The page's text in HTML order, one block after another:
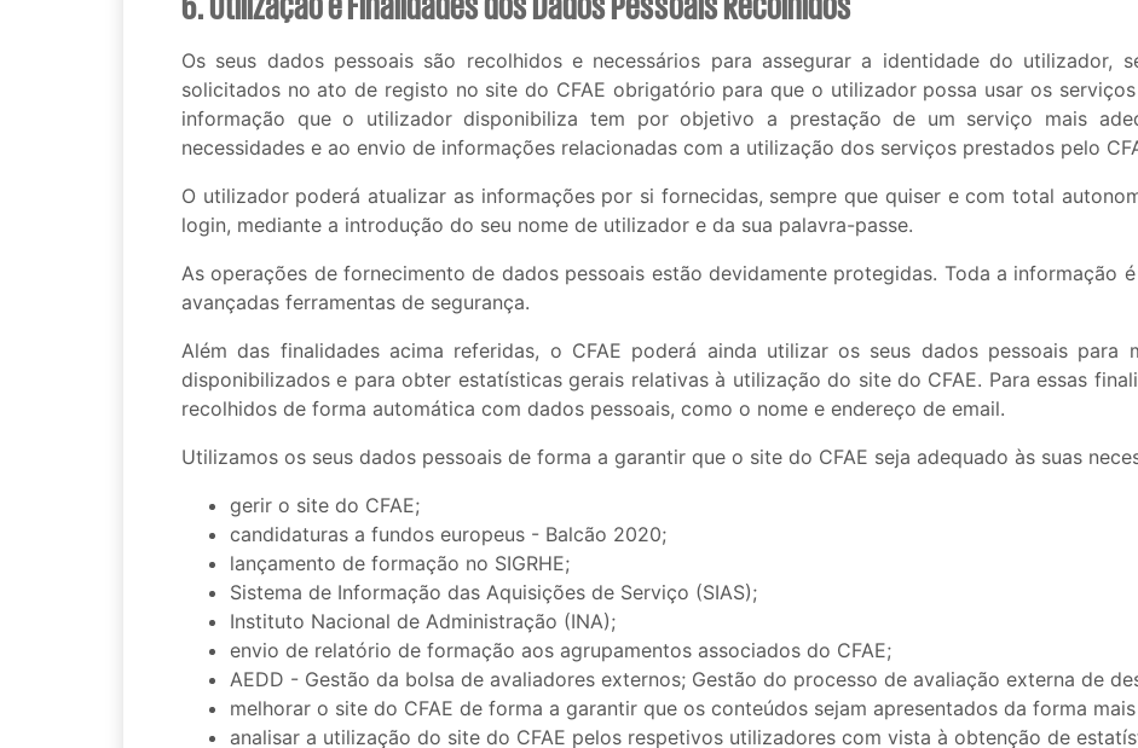
Os seus dados pessoais são recolhidos e necessários para assegurar a identidade do utilizador,
solicitados no ato de registo no site do CFAE obrigatório para que o utilizador possa usar os
informação que o utilizador disponibiliza tem por objetivo a prestação de um serviço mais
necessidades e ao envio de informações relacionadas com a utilização dos serviços prestados pelo
O utilizador poderá atualizar as informações por si fornecidas, sempre que quiser e com total
login, mediante a introdução do seu nome de utilizador e da sua palavra-passe.
As operações de fornecimento de dados pessoais estão devidamente protegidas. Toda a informação
avançadas ferramentas de segurança.
Além das finalidades acima referidas, o CFAE poderá ainda utilizar os seus dados pessoais para
disponibilizados e para obter estatísticas gerais relativas à utilização do site do CFAE. Para essas
recolhidos de forma automática com dados pessoais, como o nome e endereço de email.
Utilizamos os seus dados pessoais de forma a garantir que o site do CFAE seja adequado às suas
gerir o site do CFAE;
candidaturas a fundos europeus - Balcão 2020;
lançamento de formação no SIGRHE;
Sistema de Informação das Aquisições de Serviço (SIAS);
Instituto Nacional de Administração (INA);
envio de relatório de formação aos agrupamentos associados do CFAE;
AEDD - Gestão da bolsa de avaliadores externos; Gestão do processo de avaliação externa de
melhorar o site do CFAE de forma a garantir que os conteúdos sejam apresentados da forma
analisar a utilização do site do CFAE pelos respetivos utilizadores com vista à obtenção de